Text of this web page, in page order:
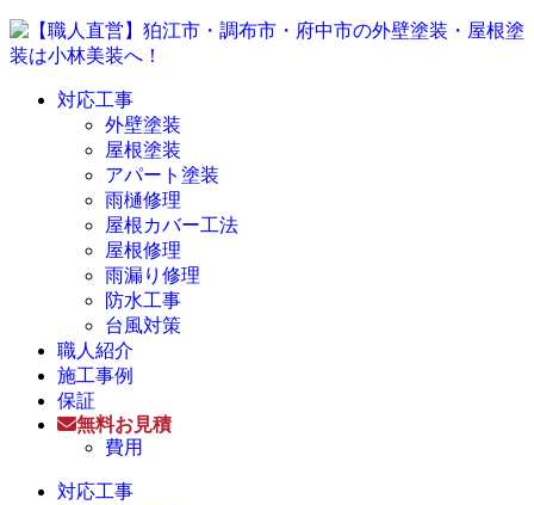
対応工事
外壁塗装
屋根塗装
アパート塗装
雨樋修理
屋根カバー工法
屋根修理
雨漏り修理
防水工事
台風対策
職人紹介
施工事例
保証
無料お見積
費用
対応工事